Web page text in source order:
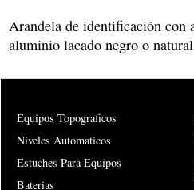
Arandela de identificación con
aluminio lacado negro o
Equipos Topograficos
Niveles Automaticos
Estuches Para Equipos
Baterias